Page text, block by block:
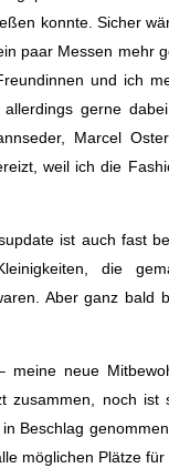
konnte. Sicher
paar Messen mehr
und ich
gerne
Marcel
weil ich die
ist auch fast
die
Aber ganz bald
meine neue
zusammen, noch
Beschlag
möglichen Plätze